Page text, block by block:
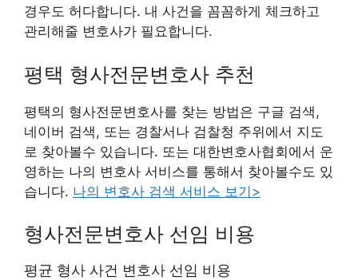
경우도 허다합니다. 내 사건을 꼼꼼하게 체크하고
관리해줄 변호사가 필요합니다.
평택 형사전문변호사 추천
평택의 형사전문변호사를 찾는 방법은 구글 검색,
네이버 검색, 또는 경찰서나 검찰청 주위에서 지도
로 찾아볼수 있습니다. 또는 대한변호사협회에서 운
영하는 나의 변호사 서비스를 통해서 찾아볼수도 있
습니다. 나의 변호사 검색 서비스 보기>
형사전문변호사 선임 비용
평균 형사 사건 변호사 선임 비용